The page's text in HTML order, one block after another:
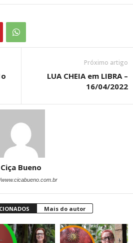
Próximo artigo
LUA CHEIA em LIBRA –
16/04/2022
Ciça Bueno
Mais do autor